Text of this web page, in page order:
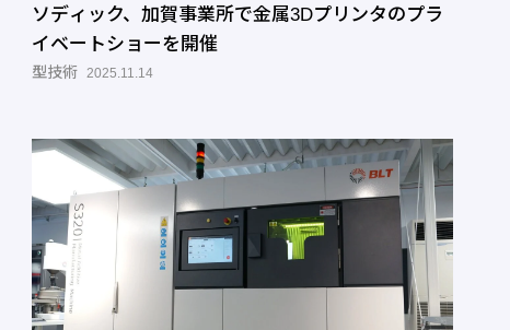
ソディック、加賀事業所で金属3Dプリンタのプラ
イベートショーを開催
型技術 2025.11.14